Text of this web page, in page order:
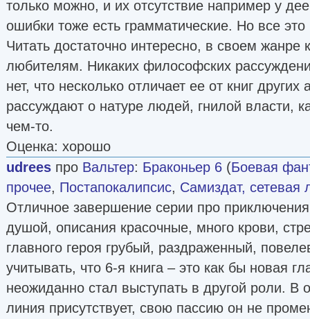
только можно, и их отсутствие например у
ошибки тоже есть грамматические. Но все
Читать достаточно интересно, в своем жанре
любителям. Никаких философских
нет, что несколько отличает ее от книг других
рассуждают о натуре людей, гнилой власти,
чем-то.
Оценка: хорошо
udrees про Вальтер: Браконьер 6 (Боевая
прочее, Постапокалипсис, Самиздат, сетевая
Отличное завершение серии про
душой, описания красочные, много крови,
главного героя грубый, раздраженный,
учитывать, что 6-я книга – это как бы новая
неожиданно стал выступать в другой роли.
линия присутствует, свою пассию он не